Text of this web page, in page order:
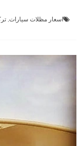
اسعار مظلات سيارات